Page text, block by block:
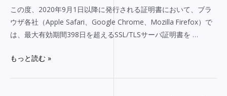
お
申
し
込
時
この度、2020年9月1日以降に発行される証明書において、ブラ
ウザ各社（Apple Safari、Google Chrome、Mozilla Firefox）で
は、最大有効期間398日を超えるSSL/TLSサーバ証明書を …
書
に
お
る
明
もっと読む »